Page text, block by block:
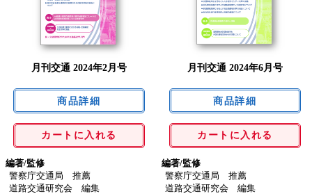
月刊交通 2024年2月号
カートに入れる
編著/監修
警察庁交通局 推薦
道路交通研究会 編集
月刊交通 2024年6月号
カートに入れる
編著/監修
警察庁交通局 推薦
道路交通研究会 編集